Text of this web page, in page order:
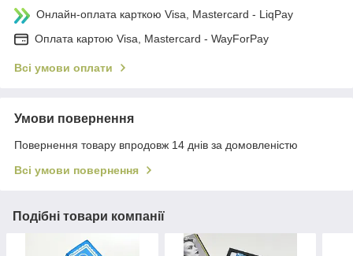
Онлайн-оплата карткою Visa, Mastercard - LiqPay
Оплата картою Visa, Mastercard - WayForPay
Всі умови оплати
Умови повернення
Повернення товару впродовж 14 днів за домовленістю
Всі умови повернення
Подібні товари компанії